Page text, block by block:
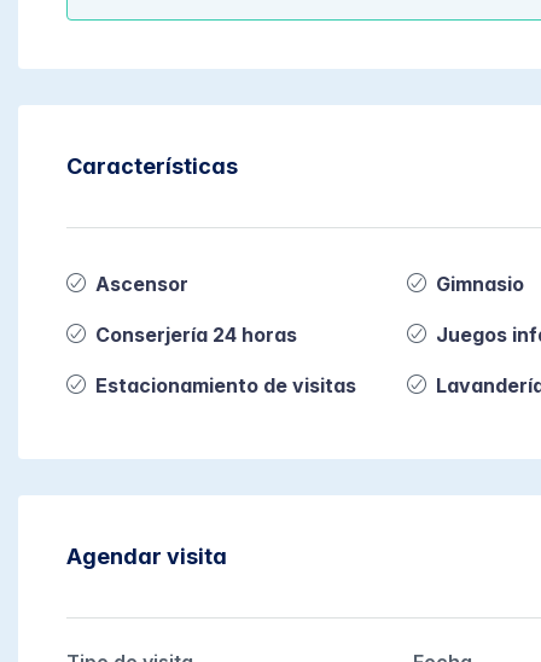
Características
Ascensor
Conserjería 24 horas
Estacionamiento de visitas
Gimnasio
Juegos
Agendar visita